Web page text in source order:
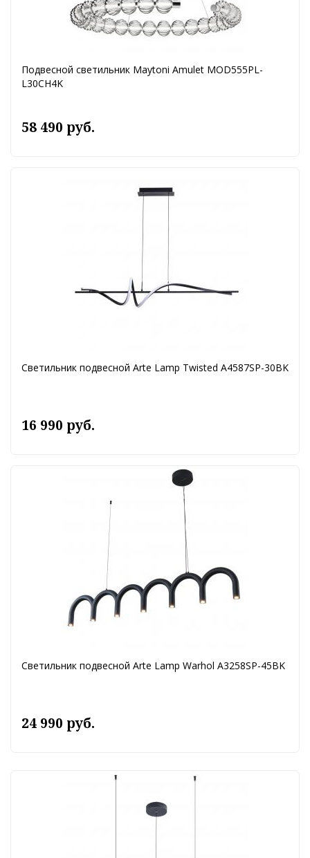
Подвесной светильник Maytoni Amulet MOD555PL-
L30CH4K
58 490 руб.
Светильник подвесной Arte Lamp Twisted A4587SP-30BK
16 990 руб.
Светильник подвесной Arte Lamp Warhol A3258SP-45BK
24 990 руб.